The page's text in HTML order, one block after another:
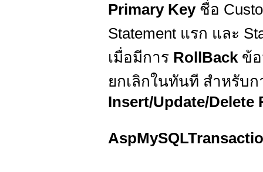
Primary Keyชื่อ
Statement แรก และ
เมื่อมีการ RollBackข้อ
ยกเลิกในทันที สำหรับ
Insert/Update/Delete